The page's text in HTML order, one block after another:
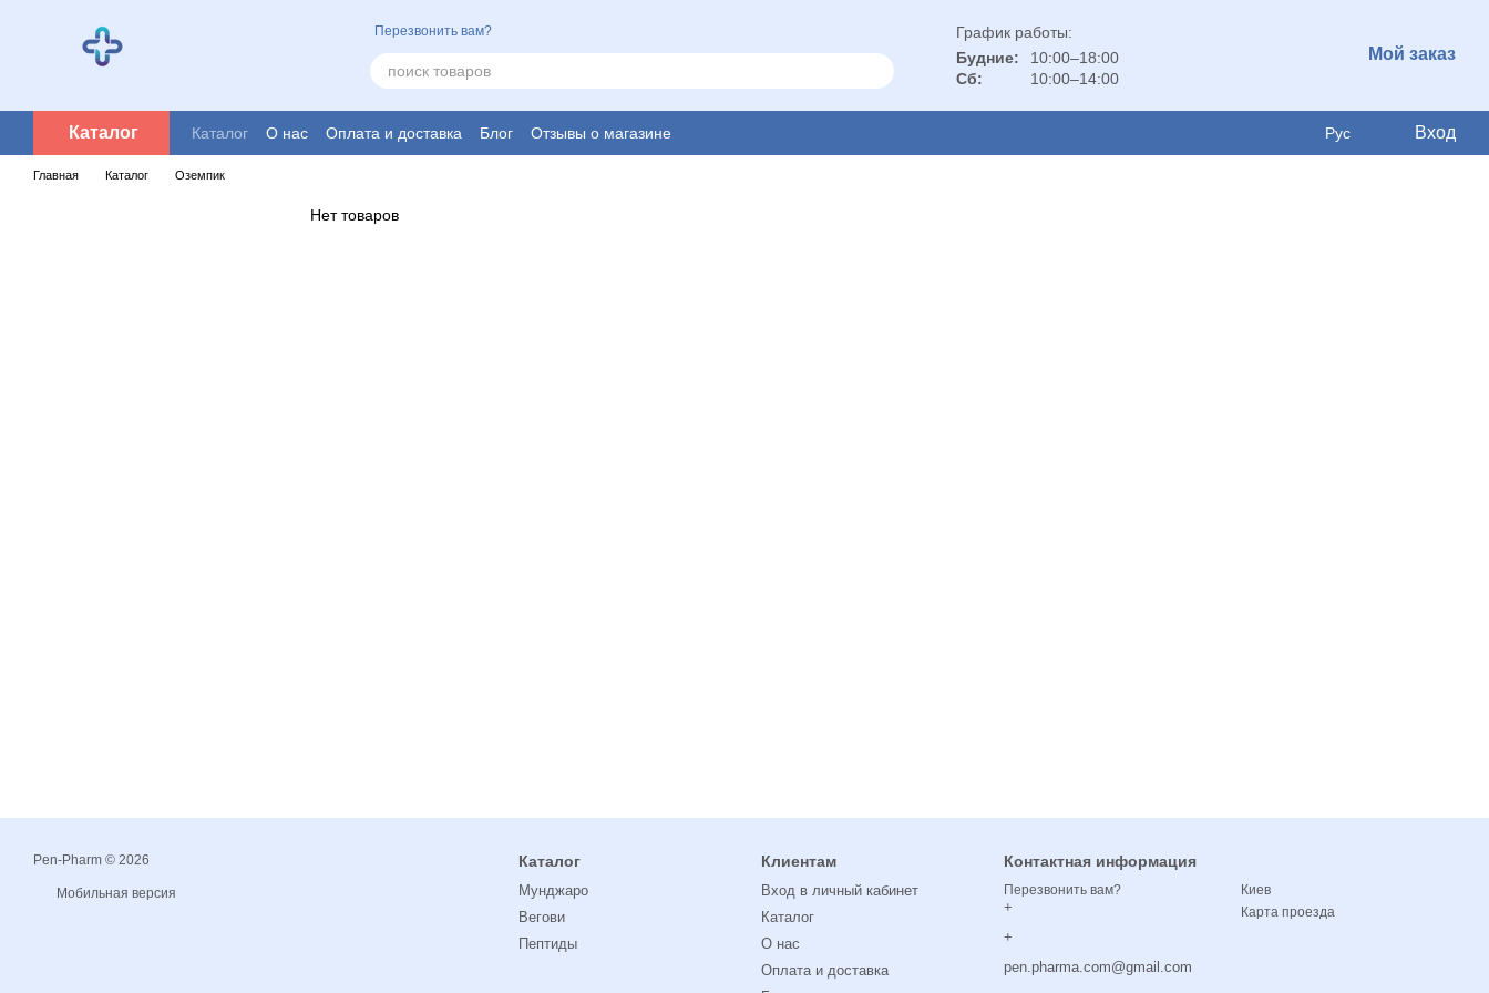
Перезвонить вам?
График работы:
Будние:
10:00–18:00
Сб:
10:00–14:00
Мой заказ
Каталог Каталог О нас Оплата и доставка Блог Отзывы о магазине Рус Вход
Главная Каталог Оземпик
Нет товаров
Pen-Pharm © 2026
Мобильная версия
Каталог
Мунджаро
Вегови
Пептиды
Клиентам
Вход в личный кабинет
Каталог
О нас
Оплата и доставка
Контактная информация
Перезвонить вам?
+
+
pen.pharma.com@gmail.com
Киев
Карта проезда